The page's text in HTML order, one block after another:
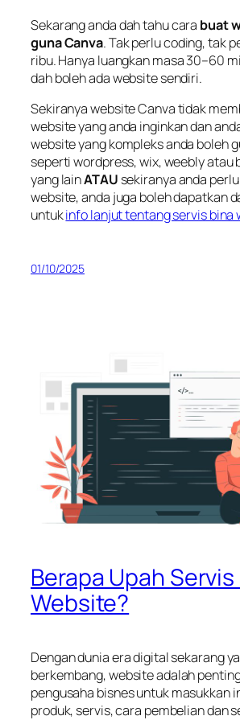
Sekarang anda dah tahu cara buat
guna Canva. Tak perlu coding, tak
ribu. Hanya luangkan masa 30–60
dah boleh ada website sendiri.
Sekiranya website Canva tidak
website yang anda inginkan dan
website yang kompleks anda boleh
seperti wordpress, wix, weebly atau
yang lainATAU sekiranya anda
website, anda juga boleh dapatkan
untukinfo lanjut tentang servis bina
01/10/2025
Berapa Upah Servis
Website?
Dengan dunia era digital sekarang
berkembang, website adalah
pengusaha bisnes untuk masukkan
produk, servis, cara pembelian dan